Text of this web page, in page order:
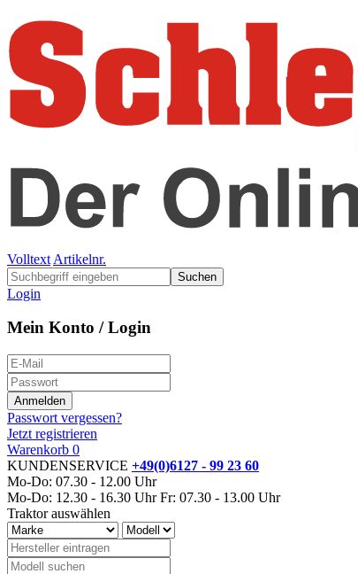
Volltext Artikelnr.
Suchen
Login
Mein Konto / Login
Passwort vergessen?
Jetzt registrieren
Warenkorb 0
KUNDENSERVICE +49(0)6127 - 99 23 60
Mo-Do: 07.30 - 12.00 Uhr
Mo-Do: 12.30 - 16.30 Uhr Fr: 07.30 - 13.00 Uhr
Traktor auswählen